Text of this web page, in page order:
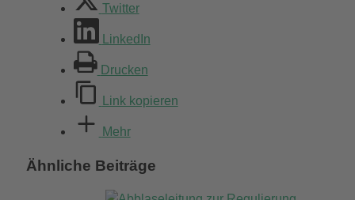
Twitter
LinkedIn
Drucken
Link kopieren
Mehr
Ähnliche Beiträge